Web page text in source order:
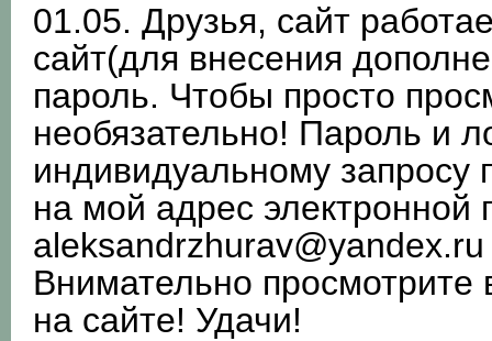
01.05. Друзья, сайт
сайт(для внесения
пароль. Чтобы просто
необязательно! Пароль и
индивидуальному
на мой адрес электронной
aleksandrzhurav@yandex.ru
Внимательно просмотрите
на сайте! Удачи!